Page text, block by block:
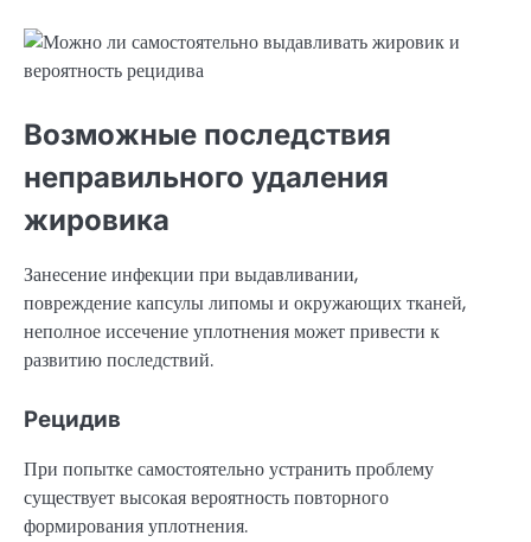
Возможные последствия
неправильного удаления
жировика
Занесение инфекции при выдавливании,
повреждение капсулы липомы и окружающих тканей,
неполное иссечение уплотнения может привести к
развитию последствий.
Рецидив
При попытке самостоятельно устранить проблему
существует высокая вероятность повторного
формирования уплотнения.